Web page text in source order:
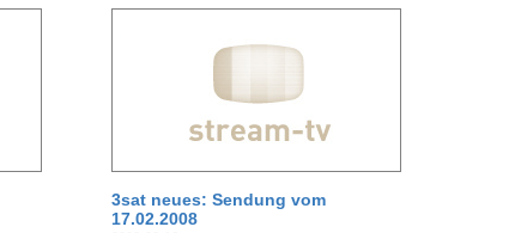
3sat neues: Sendung vom
17.02.2008